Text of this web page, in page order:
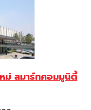
ม่ สมาร์ทคอมมูนิตี้